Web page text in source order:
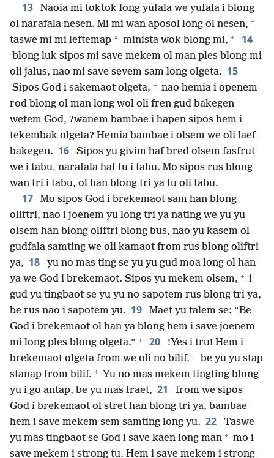
13
Naoia mi toktok long yufala we yufala i blong
ol narafala nesen. Mi mi wan aposol long ol nesen, +
taswe mi mi leftemap * minista wok blong mi, + 14
blong luk sipos mi save mekem ol man ples blong mi
oli jalus, nao mi save sevem sam long olgeta. 15
Sipos God i sakemaot olgeta, + nao hemia i openem
rod blong ol man long wol oli fren gud bakegen
wetem God, ?wanem bambae i hapen sipos hem i
tekembak olgeta? Hemia bambae i olsem we oli laef
bakegen. 16
Sipos yu givim haf bred olsem fasfrut
we i tabu, narafala haf tu i tabu. Mo sipos rus blong
wan tri i tabu, ol han blong tri ya tu oli tabu.
17
Mo sipos God i brekemaot sam han blong
oliftri, nao i joenem yu long tri ya nating we yu yu
olsem han blong oliftri blong bus, nao yu kasem ol
gudfala samting we oli kamaot from rus blong oliftri
ya, 18
yu no mas ting se yu yu gud moa long ol han
ya we God i brekemaot. Sipos yu mekem olsem, + i
gud yu tingbaot se yu yu no sapotem rus blong tri ya,
be rus nao i sapotem yu. 19
Maet yu talem se: “Be
God i brekemaot ol han ya blong hem i save joenem
mi long ples blong olgeta.” + 20
!Yes i tru! Hem i
brekemaot olgeta from we oli no bilif, + be yu yu stap
stanap from bilif. + Yu no mas mekem tingting blong
yu i go antap, be yu mas fraet, 21
from we sipos
God i brekemaot ol stret han blong tri ya, bambae
hem i save mekem sem samting long yu. 22
Taswe
yu mas tingbaot se God i save kaen long man + mo i
save mekem i strong tu. Hem i save mekem i strong